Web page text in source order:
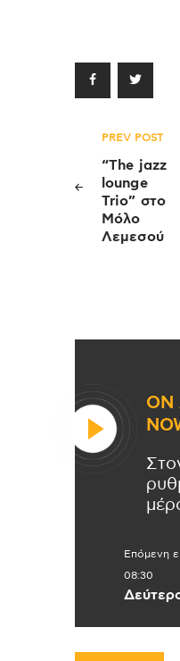
άρθρων
PREV POST
“The jazz
lounge
Trio” στο
Μόλο
Λεμεσού
ON
Επόμενη
08:30